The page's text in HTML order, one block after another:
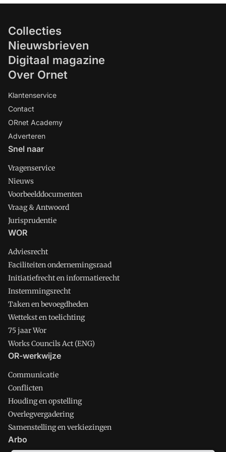
Collecties
Nieuwsbrieven
Digitaal magazine
Over Ornet
Klantenservice
Contact
ORnet Academy
Adverteren
Snel naar
Vragenservice
Nieuws
Voorbeelddocumenten
Vraag & Antwoord
Jurisprudentie
WOR
Adviesrecht
Faciliteiten ondernemingsraad
Initiatiefrecht en informatierecht
Instemmingsrecht
Taken en bevoegdheden
Wettekst en toelichting
75 jaar Wor
Works Councils Act (ENG)
OR-werkwijze
Communicatie
Conflicten
Houding en opstelling
Overlegvergadering
Samenstelling en verkiezingen
Arbo